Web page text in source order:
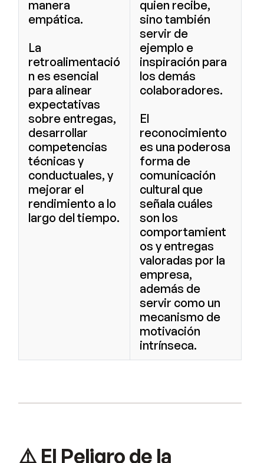
manera
empática.
La
retroalimentació
n es esencial
para alinear
expectativas
sobre entregas,
desarrollar
competencias
técnicas y
conductuales, y
mejorar el
rendimiento a lo
largo del tiempo.
quien recibe,
sino también
servir de
ejemplo e
inspiración para
los demás
colaboradores.
El
reconocimiento
es una poderosa
forma de
comunicación
cultural que
señala cuáles
son los
comportamient
os y entregas
valoradas por la
empresa,
además de
servir como un
mecanismo de
motivación
intrínseca.
⚠️ El Peligro de la